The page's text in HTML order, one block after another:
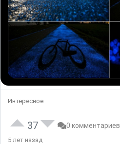
Интересное
37 0 комментариев
5 лет назад